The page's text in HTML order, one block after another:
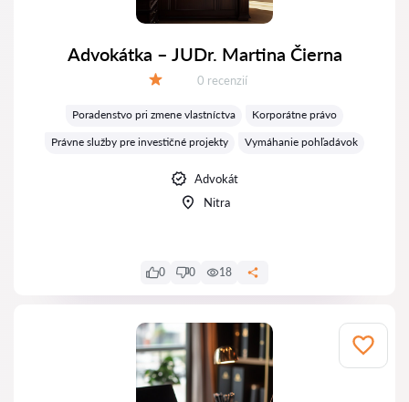
Advokátka – JUDr. Martina Čierna
Recenzií:
0 recenzií
Poradenstvo pri zmene vlastníctva
Korporátne právo
Právne služby pre investičné projekty
Vymáhanie pohľadávok
Advokát
Nitra
0 0 18